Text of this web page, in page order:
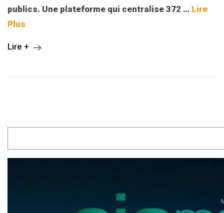
publics. Une plateforme qui centralise 372 … Lire
Plus
Lire +